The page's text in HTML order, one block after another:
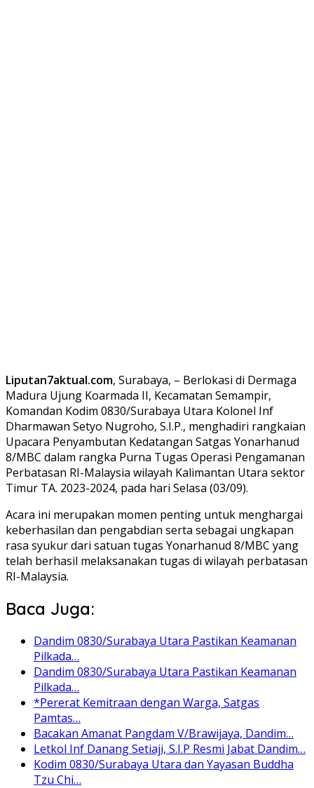
Liputan7aktual.com, Surabaya, – Berlokasi di Dermaga
Madura Ujung Koarmada II, Kecamatan Semampir,
Komandan Kodim 0830/Surabaya Utara Kolonel Inf
Dharmawan Setyo Nugroho, S.I.P., menghadiri rangkaian
Upacara Penyambutan Kedatangan Satgas Yonarhanud
8/MBC dalam rangka Purna Tugas Operasi Pengamanan
Perbatasan RI-Malaysia wilayah Kalimantan Utara sektor
Timur TA. 2023-2024, pada hari Selasa (03/09).
Acara ini merupakan momen penting untuk menghargai
keberhasilan dan pengabdian serta sebagai ungkapan
rasa syukur dari satuan tugas Yonarhanud 8/MBC yang
telah berhasil melaksanakan tugas di wilayah perbatasan
RI-Malaysia.
Baca Juga:
Dandim 0830/Surabaya Utara Pastikan Keamanan
Pilkada…
Dandim 0830/Surabaya Utara Pastikan Keamanan
Pilkada…
*Pererat Kemitraan dengan Warga, Satgas
Pamtas…
Bacakan Amanat Pangdam V/Brawijaya, Dandim…
Letkol Inf Danang Setiaji, S.I.P Resmi Jabat Dandim…
Kodim 0830/Surabaya Utara dan Yayasan Buddha
Tzu Chi…